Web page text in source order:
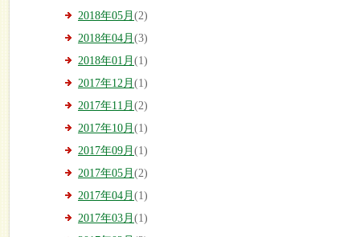
2018年05月 (2)
2018年04月 (3)
2018年01月 (1)
2017年12月 (1)
2017年11月 (2)
2017年10月 (1)
2017年09月 (1)
2017年05月 (2)
2017年04月 (1)
2017年03月 (1)